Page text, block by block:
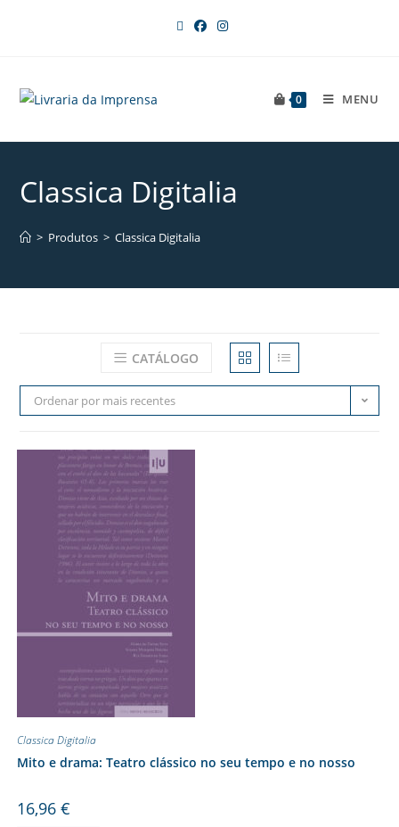
0 MENU
Classica Digitalia
> Produtos > Classica Digitalia
CATÁLOGO
Ordenar por mais recentes
Classica Digitalia
Mito e drama: Teatro clássico no seu tempo e no nosso
16,96 €